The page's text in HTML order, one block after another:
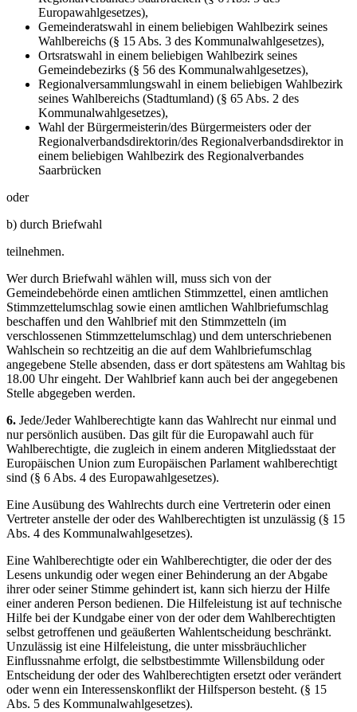
Europawahlgesetzes),
Gemeinderatswahl in einem beliebigen Wahlbezirk seines
Wahlbereichs (§ 15 Abs. 3 des Kommunalwahlgesetzes),
Ortsratswahl in einem beliebigen Wahlbezirk seines
Gemeindebezirks (§ 56 des Kommunal­wahlgesetzes),
Regionalversammlungswahl in einem beliebigen Wahlbezirk
seines Wahlbereichs (Stadtumland) (§ 65 Abs. 2 des
Kommunalwahlgesetzes),
Wahl der Bürgermeisterin/des Bürgermeisters oder der
Regionalverbandsdirektorin/des Regionalverbandsdirektor in
einem beliebigen Wahlbezirk des Regionalverbandes
Saarbrücken
oder
b) durch Briefwahl
teilnehmen.
Wer durch Briefwahl wählen will, muss sich von der
Gemeindebehörde einen amtlichen Stimmzettel, einen amtlichen
Stimmzettelumschlag sowie einen amtlichen Wahlbriefumschlag
beschaffen und den Wahlbrief mit den Stimmzetteln (im
verschlossenen Stimmzettelumschlag) und dem unterschriebenen
Wahlschein so rechtzeitig an die auf dem Wahlbriefumschlag
angegebene Stelle absenden, dass er dort spätestens am Wahltag bis
18.00 Uhr eingeht. Der Wahlbrief kann auch bei der angegebenen
Stelle abgegeben werden.
6. Jede/Jeder Wahlberechtigte kann das Wahlrecht nur einmal und
nur persönlich ausüben. Das gilt für die Europawahl auch für
Wahlberechtigte, die zugleich in einem anderen Mitgliedsstaat der
Europäischen Union zum Europäischen Parlament wahlberechtigt
sind (§ 6 Abs. 4 des Europawahlgesetzes).
Eine Ausübung des Wahlrechts durch eine Vertreterin oder einen
Vertreter anstelle der oder des Wahlberechtigten ist unzulässig (§ 15
Abs. 4 des Kommunalwahlgesetzes).
Eine Wahlberechtigte oder ein Wahlberechtigter, die oder der des
Lesens unkundig oder wegen einer Behinderung an der Abgabe
ihrer oder seiner Stimme gehindert ist, kann sich hierzu der Hilfe
einer anderen Person bedienen. Die Hilfeleistung ist auf technische
Hilfe bei der Kundgabe einer von der oder dem Wahlberechtigten
selbst getroffenen und geäußerten Wahlentscheidung beschränkt.
Unzulässig ist eine Hilfeleistung, die unter missbräuchlicher
Einflussnahme erfolgt, die selbstbestimmte Willensbildung oder
Entscheidung der oder des Wahlberechtigten ersetzt oder verändert
oder wenn ein Interessenskonflikt der Hilfsperson besteht. (§ 15
Abs. 5 des Kommunalwahlgesetzes).